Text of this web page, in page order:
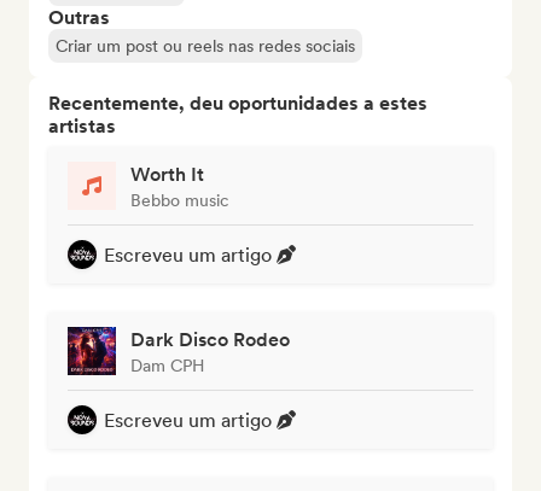
Outras
Criar um post ou reels nas redes sociais
Recentemente, deu oportunidades a estes
artistas
Worth It
Bebbo music
Escreveu um artigo
Dark Disco Rodeo
Dam CPH
Escreveu um artigo